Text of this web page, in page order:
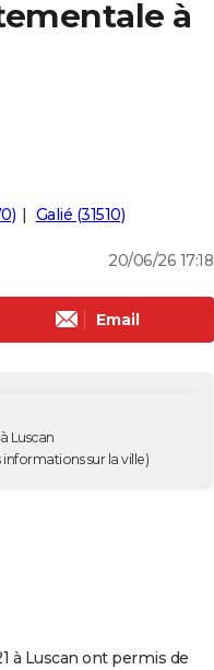
à
Galié (31510)
20/06/26 17:18
Email
Luscan
informations sur la ville)
à Luscan ont permis de